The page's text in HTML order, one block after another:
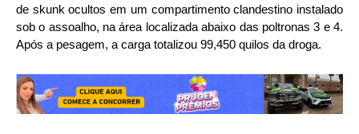
de skunk ocultos em um compartimento clandestino instalado
sob o assoalho, na área localizada abaixo das poltronas 3 e 4.
Após a pesagem, a carga totalizou 99,450 quilos da droga.